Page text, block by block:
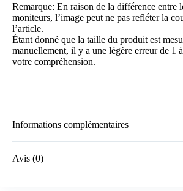
Remarque: En raison de la différence entre
moniteurs, l’image peut ne pas refléter la
l’article.
Étant donné que la taille du produit est
manuellement, il y a une légère erreur de 1
votre compréhension.
Informations complémentaires
Avis (0)